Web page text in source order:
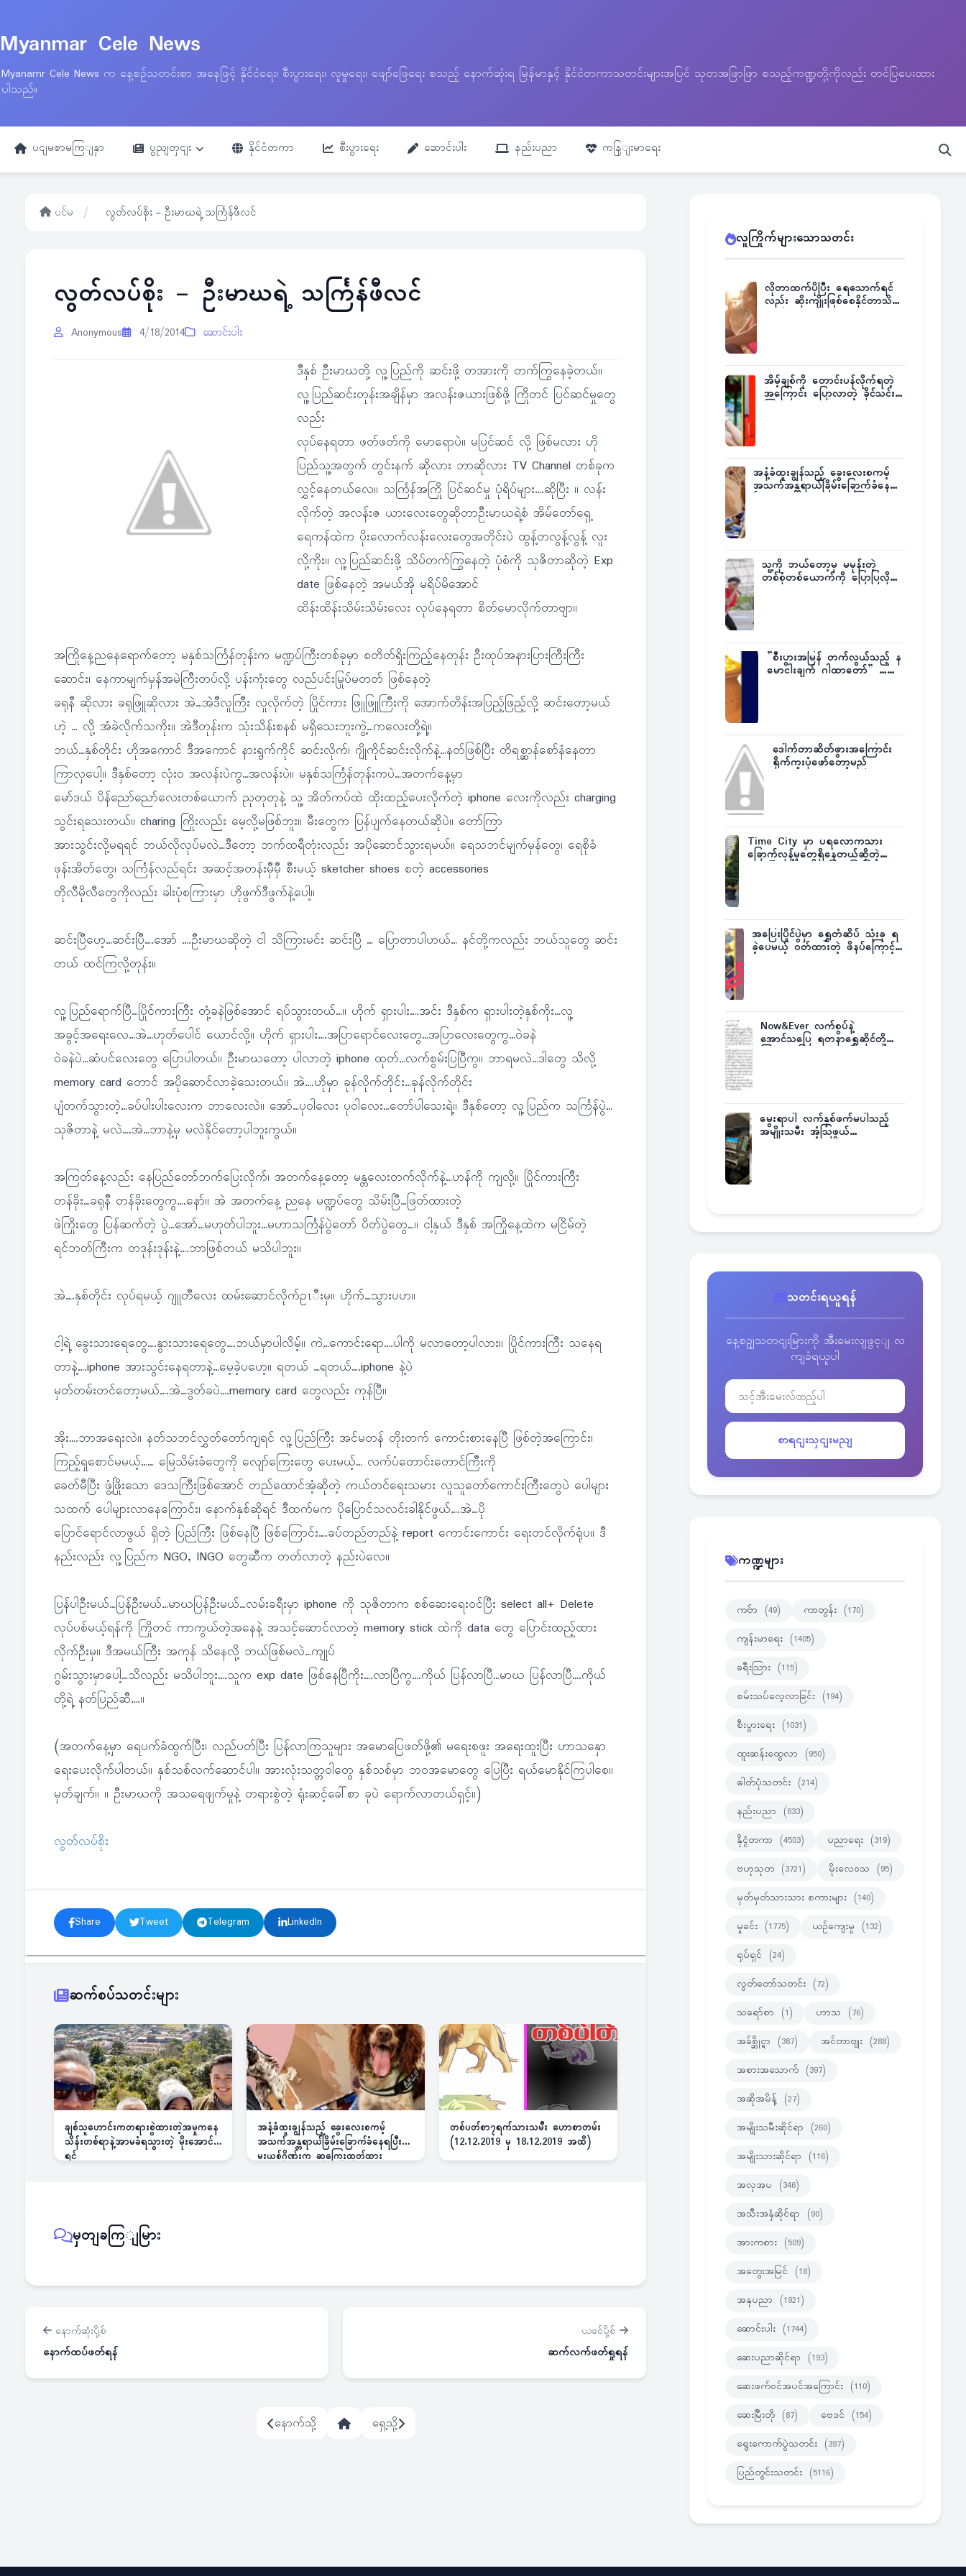
Myanmar Cele News
Myanamr Cele News က နေ့စဉ်သတင်းစာ အနေဖြင့် နိုင်ငံရေး၊ စီးပွားရေး၊ လူမှုရေး၊ ဖျော်ဖြေရေး စသည့် နောက်ဆုံးရ မြန်မာနှင့် နိုင်ငံတကာသတင်းများအပြင် သုတအဖြာဖြာ စသည့်ကဏ္ဍတို့ကိုလည်း တင်ပြပေးထား
ပါသည်။
ပငျမစာမကြျနှာ ပွညျတှငျး နိုင်ငံတကာ စီးပွားရေး ဆောင်းပါး နည်းပညာ ကနြျးမာရေး
ပင်မ / လွတ်လပ်စိုး – ဦးမာဃရဲ့ သင်္ကြန်ဖီလင်
လွတ်လပ်စိုး – ဦးမာဃရဲ့ သင်္ကြန်ဖီလင်
Anonymous 4/18/2014 ဆောင်းပါး
ဒီနှစ် ဦးမာဃတို့ လူ့ပြည်ကို ဆင်းဖို့ တအားကို တက်ကြွနေခဲ့တယ်။
လူ့ပြည်ဆင်းတုန်းအချိန်မှာ အလန်းဇယားဖြစ်ဖို့ ကြိုတင် ပြင်ဆင်မှုတွေ
လည်း
လုပ်နေရတာ ဖတ်ဖတ်ကို မောရောပဲ။ မပြင်ဆင် လို့ ဖြစ်မလား ဟို
ပြည်သူ့အတွက် တွင်းနက် ဆိုလား ဘာဆိုလား TV Channel တစ်ခုက
လွှင့်နေတယ်လေ။ သင်္ကြန်အကြို ပြင်ဆင်မှု ပုံရိပ်များ….ဆိုပြီး ။ လန်း
လိုက်တဲ့ အလန်းဇ ယားလေးတွေဆိုတာဦးမာဃရဲ့စံ အိမ်တော်ရှေ့
ရေကန်ထဲက ပိုးလောက်လန်းလေးတွေအတိုင်းပဲ ထွန့်တလွန့်လွန့် လူး
လို့ကိုး။ လူ့ပြည်ဆင်းဖို့ သိပ်တက်ကြွနေတဲ့ ပုံစံကို သုဇိတာဆိုတဲ့ Exp
date ဖြစ်နေတဲ့ အမယ်အို မရိပ်မိအောင်
ထိန်းထိန်းသိမ်းသိမ်းလေး လုပ်နေရတာ စိတ်မောလိုက်တာဗျာ။
အကြိုနေ့ညနေရောက်တော့ မနှစ်သင်္ကြန်တုန်းက မဏ္ဍပ်ကြီးတစ်ခုမှာ စတိတ်ရှိုးကြည့်နေတုန်း ဦးထုပ်အနားပြားကြီးကြီး
ဆောင်း၊ နေကာမျက်မှန်အမဲကြီးတပ်လို့ ပန်းကုံးတွေ လည်ပင်းမြုပ်မတတ် ဖြစ်နေတဲ့
ခရုနီ ဆိုလား ခရုဖြူဆိုလား အဲ…အဲဒီလူကြီး လှုလိုက်တဲ့ ပြိုင်ကား ဖြူဖြူကြီးကို အောက်တိန်းအပြည့်ဖြည့်လို့ ဆင်းတော့မယ်
ဟဲ့ … လို့ အံခဲလိုက်သကိုး။ အဲဒီတုန်းက သုံးသိန်းစနစ် မရှိသေးဘူးကွဲ့…ကလေးတို့ရဲ့။
ဘယ်…နှစ်တိုင်း ဟိုအကောင် ဒီအကောင် နားရွက်ကိုင် ဆင်းလိုက်၊ ဂျိုကိုင်ဆင်းလိုက်နဲ့…နတ်ဖြစ်ပြီး တိရစ္ဆာန်စော်နံနေတာ
ကြာလှပေါ့။ ဒီနှစ်တော့ လုံး၀ အလန်းပဲကွ…အလန်းပဲ။ မနှစ်သင်္ကြန်တုန်းကပဲ…အတက်နေ့မှာ
မော်ဒယ် ပိန်ညော်ညော်လေးတစ်ယောက် ညုတုတုနဲ့ သူ့ အိတ်ကပ်ထဲ ထိုးထည့်ပေးလိုက်တဲ့ iphone လေးကိုလည်း charging
သွင်းရသေးတယ်။ charing ကြိုးလည်း မေ့လို့မဖြစ်ဘူး။ မီးတွေက ပြန်ပျက်နေတယ်ဆိုပဲ။ တော်ကြာ
အားသွင်းလို့မရရင် ဘယ်လိုလုပ်မလဲ…ဒီတော့ ဘက်ထရီတုံးလည်း အပိုဆောင်သွားရမယ်။ ရေသဘင်မျက်မှန်တွေ၊ ရေစိုခံ
ဖုန်းအိတ်တွေ၊ သင်္ကြန်လည်ရင်း အဆင့်အတန်းမှီမှီ စီးမယ့် sketcher shoes စတဲ့ accessories
တိုလီမိုလီတွေကိုလည်း ခါးပုံစကြားမှာ ဟိုဖွက်ဒီဖွက်နဲ့ပေါ့။
ဆင်းပြီဟေ့…ဆင်းပြီ….အော် ….ဦးမာဃဆိုတဲ့ ငါ သိကြားမင်း ဆင်းပြီ … ပြောတာပါဟယ်… နင်တို့ကလည်း ဘယ်သူတွေ ဆင်း
တယ် ထင်ကြလို့တုန်း။
လူ့ပြည်ရောက်ပြီ…ပြိုင်ကားကြီး တုံ့ခနဲဖြစ်အောင် ရပ်သွားတယ်…။ ဟိုက် ရှားပါး….အင်း ဒီနှစ်က ရှားပါးတဲ့နှစ်ကိုး…လူ့
အခွင့်အရေးလေ…အဲ…ဟုတ်ပေါင် ယောင်လို့။ ဟိုက် ရှားပါး….အပြာရောင်လေးတွေ…အပြာလေးတွေကွ…ဝဲခနဲ
၀ဲခနဲပဲ…ဆံပင်လေးတွေ ပြောပါတယ်။ ဦးမာဃတော့ ပါလာတဲ့ iphone ထုတ်…လက်စွမ်းပြပြီကွ။ ဘာရမလဲ…ဒါတွေ သိလို့
memory card တောင် အပိုဆောင်လာခဲ့သေးတယ်။ အဲ….ဟိုမှာ ခုန်လိုက်တိုင်း…ခုန်လိုက်တိုင်း
ပျံတက်သွားတဲ့…ခပ်ပါးပါးလေးက ဘာလေးလဲ။ အော်…ပုဝါလေး ပုဝါလေး…တော်ပါသေးရဲ့။ ဒီနှစ်တော့ လူ့ပြည်က သင်္ကြန်ပွဲ…
သုဇိတာနဲ့ မလဲ….အဲ…ဘာနဲ့မှ မလဲနိုင်တော့ပါဘူးကွယ်။
အကြတ်နေ့လည်း နေပြည်တော်ဘက်ပြေးလိုက်၊ အတက်နေ့တော့ မန္တလေးတက်လိုက်နဲ့…ဟန်ကို ကျလို့။ ပြိုင်ကားကြီး
တန်ခိုး…ခရုနီ တန်ခိုးတွေကွ….နော်။ အဲ အတက်နေ့ ညနေ မဏ္ဍပ်တွေ သိမ်းပြီ…ဖြတ်ထားတဲ့
ဖဲကြိုးတွေ ပြန်ဆက်တဲ့ ပွဲ…အော်…မဟုတ်ပါဘူး…မဟာသင်္ကြန်ပွဲတော် ပိတ်ပွဲတွေ…။ ငါ့နှယ် ဒီနှစ် အကြိုနေ့ထဲက မငြိမ်တဲ့
ရင်ဘတ်ကြီးက တဒုန်းဒုန်းနဲ့….ဘာဖြစ်တယ် မသိပါဘူး။
အဲ….နှစ်တိုင်း လုပ်ရမယ့် ဂျူတီလေး ထမ်းဆောင်လိုက်ဥၤီးမှ။ ဟိုက်…သွားပဟ။
ငါ့ရဲ့ ခွေးသားရေတွေ….နွားသားရေတွေ….ဘယ်မှာပါလိမ့်။ ကဲ…ကောင်းရော….ပါကို မလာတော့ပါလား။ ပြိုင်ကားကြီး သနေရ
တာနဲ့….iphone အားသွင်းနေရတာနဲ့…မေ့ခဲ့ပဟေ့။ ရတယ် …ရတယ်….iphone နဲ့ပဲ
မှတ်တမ်းတင်တော့မယ်….အဲ…ဒွတ်ခပဲ….memory card တွေလည်း ကုန်ပြီ။
အိုး….ဘာအရေးလဲ။ နတ်သဘင်လွှတ်တော်ကျရင် လူ့ပြည်ကြီး အင်မတန် တိုးတက် ကောင်းစားနေပြီ ဖြစ်တဲ့အကြောင်း၊
ကြည့်ရှုစောင်မမယ့်…… မြေသိမ်းခံတွေကို လျော်ကြေးတွေ ပေးမယ့်… လက်ပံတောင်းတောင်ကြီးကို
ခေတ်မီပြီး ဖွံ့ဖြိုးသော ဒေသကြီးဖြစ်အောင် တည်ထောင်အံ့ဆိုတဲ့ ကယ်တင်ရေးသမား လူသူတော်ကောင်းကြီးတွေပဲ ပေါများ
သထက် ပေါများလာနေကြောင်း၊ နောက်နှစ်ဆိုရင် ဒီထက်မက ပိုပြောင်သလင်းခါနိုင်ဖွယ်….အဲ…ပို
ပြောင်ရောင်လာဖွယ် ရှိတဲ့ ပြည်ကြီး ဖြစ်နေပြီ ဖြစ်ကြောင်း….ခပ်တည်တည်နဲ့ report ကောင်းကောင်း ရေးတင်လိုက်ရုံပ။ ဒီ
နည်းလည်း လူ့ပြည်က NGO, INGO တွေဆီက တတ်လာတဲ့ နည်းပဲလေ။
ပြန်ပါဦးမယ်…ပြန်ဦးမယ်…မာဃပြန်ဦးမယ်…လမ်းခရီးမှာ iphone ကို သုဇိတာက စစ်ဆေးရေးဝင်ပြီး select all+ Delete
လုပ်ပစ်မယ့်ရန်ကို ကြိုတင် ကာကွယ်တဲ့အနေနဲ့ အသင့်ဆောင်လာတဲ့ memory stick ထဲကို data တွေ ပြောင်းထည့်ထား
လိုက်ဦးမှ။ ဒီအမယ်ကြီး အကုန် သိနေလို့ ဘယ်ဖြစ်မလဲ…ကျုပ်
ဂွမ်းသွားမှာပေါ့…သိလည်း မသိပါဘူး….သူက exp date ဖြစ်နေပြီကိုး….လာပြီကွ….ကိုယ် ပြန်လာပြီ…မာဃ ပြန်လာပြီ….ကိုယ်
တို့ရဲ့ နတ်ပြည်ဆီ….။
(အတက်နေ့မှာ ရေပက်ခံထွက်ပြီး၊ လည်ပတ်ပြီး ပြန်လာကြသူများ အမောပြေဖတ်ဖို့၏ မရေးစဖူး အရေးထူးပြီး ဟာသနှော
ရေးပေးလိုက်ပါတယ်။ နှစ်သစ်လက်ဆောင်ပါ။ အားလုံးသတ္တဝါတွေ နှစ်သစ်မှာ ဘဝအမောတွေ ပြေပြီး ရယ်မောနိုင်ကြပါစေ။
မှတ်ချက်။ ။ ဦးမာဃကို အသရေဖျက်မှုနဲ့ တရားစွဲတဲ့ ရုံးဆင့်ခေါ်စာ ခုပဲ ရောက်လာတယ်ရှင့်။)
လွတ်လပ်စိုး
Share Tweet Telegram LinkedIn
ဆက်စပ်သတင်းများ
ချစ်သူဟောင်းကတရားစွဲထားတဲ့အမှုကနေ
သိန်းတစ်ရာနဲ့အာမခံရသွားတဲ့ မိုးအောင်
ရင်
အနံ့ခံထူးချွန်သည့် ခွေးလေးစကမ့်
အသက်အန္တရာယ်ခြိမ်းခြောက်ခံနေရပြီး
မူးယစ်ဂိုဏ်းက ဆုကြေးထုတ်ထား
တစ်ပတ်စာ၇ရက်သားသမီး ဟောစာတမ်း
(12.12.2019 မှ 18.12.2019 အထိ)
မှတျခကြျမြား
နောက်ဆုံးပို့စ်
နောက်ထပ်ဖတ်ရန်
ယခင်ပို့စ်
ဆက်လက်ဖတ်ရှုရန်
နောက်သို့ ရှေ့သို့
လူကြိုက်များသောသတင်း
လိုတာထက်ပိုပြီး ရေသောက်ရင်
လည်း ဆိုးကျိုးဖြစ်စေနိုင်တာသိရဲ့
အိမ့်ချစ်ကို တောင်းပန်လိုက်ရတဲ့
အကြောင်း ပြောလာတဲ့ ခိုင်သင်း
အနံ့ခံထူးချွန်သည့် ခွေးလေးစကမ့်
အသက်အန္တရာယ်ခြိမ်းခြောက်ခံနေရ
သူ့ကို ဘယ်တော့မှ မမုန်းတဲ့
တစ်စုံတစ်ယောက်ကို ပြောပြလိုက်
”စီးပွားအမြန် တက်လွယ်သည့် န
မောငါးချက် ဂါထာတော်” ……
ဒေါက်တာဆိတ်ဖွားအကြောင်း
ရိုက်ကူးပုံဖော်တော့မည်
Time City မှာ ပရလောကသား
ခြောက်လှန့်မှုတွေရှိနေတယ်ဆိုတဲ့
အပြေးပြိုင်ပွဲမှာ ရွှေတံဆိပ် သုံးခု ရ
ခဲ့ပေမယ့် ဝတ်ထားတဲ့ ဖိနပ်ကြောင့်
Now&Ever လက်စွပ်နဲ့
အောင်သပြေ ရတနာရွှေဆိုင်တို့
မွေးရာပါ လက်နှစ်ဖက်မပါသည့်
အမျိုးသမီး အံ့သြဖွယ်
သတင်းရယူရန်
နေ့စဥျသတငျးမြားကို အီးမေးလျဖွင့ျ လ
ကျခံရယူပါ
စာရငျးသှငျးမညျ
ကဏ္ဍများ
ကဗ်ာ (49) ကာတွန်း (170)
ကျန်းမာရေး (1405)
ခရီးသြား (115)
စမ်းသပ်လေ့လာခြင်း (194)
စီးပွားရေး (1031)
ထူးဆန်းထွေလာ (950)
ဓါတ်ပုံသတင်း (214)
နည်းပညာ (833)
နိုင္ငံတကာ (4503) ပညာရေး (319)
ဗဟုသုတ (3721) မိုးလေဝသ (95)
မှတ်မှတ်သားသား စကားများ (140)
မှုခင်း (1775) ယဉ်ကျေးမှု (132)
ရုပ်ရှင် (24)
လွတ်တော်သတင်း (72)
သရော်စာ (1) ဟာသ (76)
အခ်စ္ဆိုင္ရာ (387) အင်တာဗျုး (288)
အစားအသောက် (397)
အဆိုအမိန့် (27)
အမျိုးသမီးဆိုင်ရာ (260)
အမျိုးသားဆိုင်ရာ (116)
အလှအပ (346)
အသီးအနှံဆိုင်ရာ (90)
အားကစား (509)
အတွေးအမြင် (18)
အနုပညာ (1921)
ဆောင်းပါး (1744)
ဆေးပညာဆိုင်ရာ (193)
ဆေးဖက်ဝင်အပင်အကြောင်း (110)
ဆေးမြီးတို (87) ဗေဒင် (154)
ရွေးကောက်ပွဲသတင်း (397)
ပြည်တွင်းသတင်း (5116)